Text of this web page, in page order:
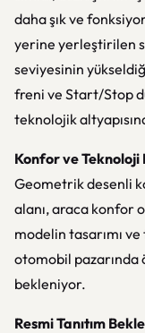
daha şık ve
yerine yerleştirilen
seviyesinin
freni ve Start/Stop
teknolojik
Konfor ve
Geometrik desenli
alanı, araca konfor
modelin tasarımı
otomobil pazarında
bekleniyor.
Resmi Tanıtım